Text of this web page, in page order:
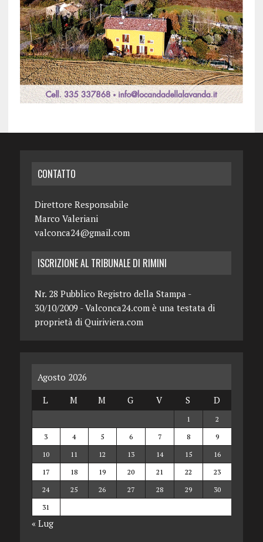
CONTATTO
Direttore Responsabile
Marco Valeriani
valconca24@gmail.com
ISCRIZIONE AL TRIBUNALE DI RIMINI
Nr. 28 Pubblico Registro della Stampa -
30/10/2009 - Valconca24.com è una testata di
proprietà di Quiriviera.com
Agosto 2026
L
M M G V S D
1
2
3
4 5 6 7 8
9
10
11 12 13 14 15
16
17
18 19 20 21 22
23
24
25 26 27 28 29
30
31
« Lug